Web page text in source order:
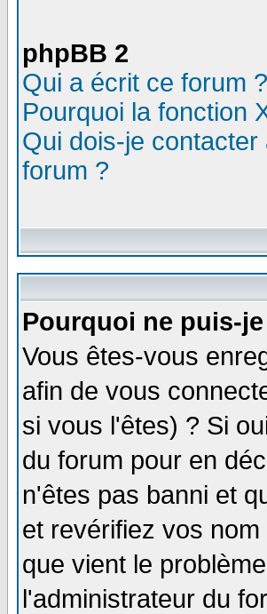
phpBB 2
Qui a écrit ce forum ?
Pourquoi la fonction
Qui dois-je
forum ?
Pourquoi ne puis-
Vous êtes-vous
afin de vous
si vous l'êtes) ? Si
du forum pour en
n'êtes pas banni et
et revérifiez vos
que vient le
l'administrateur du